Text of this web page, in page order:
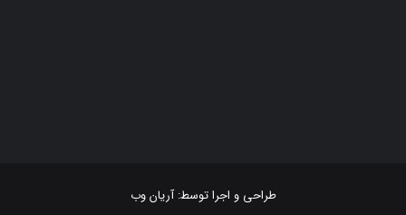
تمام حقوق این سایت متعلق به پایگاه خبری تحلیلی « نبأپرس » می باشد .